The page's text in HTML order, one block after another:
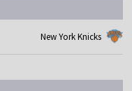
New York Knicks